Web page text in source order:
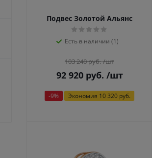
Подвес Золотой Альянс
Есть в наличии (1)
103 240руб. /шт
92 920руб. /шт
-9% Экономия 10 320 руб.